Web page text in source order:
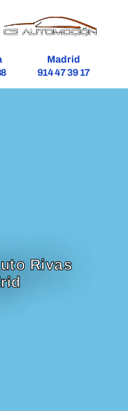
Madrid
914 47 39 17
Rivas